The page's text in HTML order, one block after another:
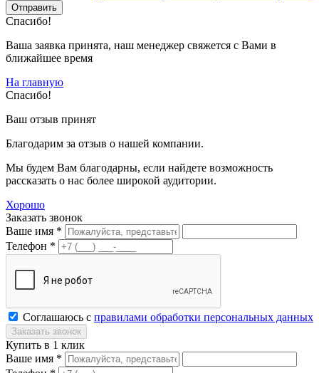
Спасибо!
Ваша заявка принята, наш менеджер свяжется с Вами в
ближайшее время
На главную
Спасибо!
Ваш отзыв принят
Благодарим за отзыв о нашей компании.
Мы будем Вам благодарны, если найдете возможность
рассказать о нас более широкой аудитории.
Хорошо
Заказать звонок
Ваше имя *
Телефон *
Соглашаюсь с правилами обработки персональных данных
Купить в 1 клик
Ваше имя *